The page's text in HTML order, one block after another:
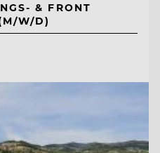
& FRONT
W/D)